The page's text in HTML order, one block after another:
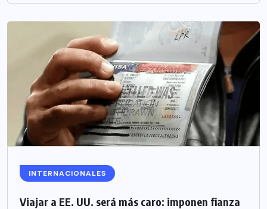
INTERNACIONALES
Viajar a EE. UU. será más caro: imponen fianza